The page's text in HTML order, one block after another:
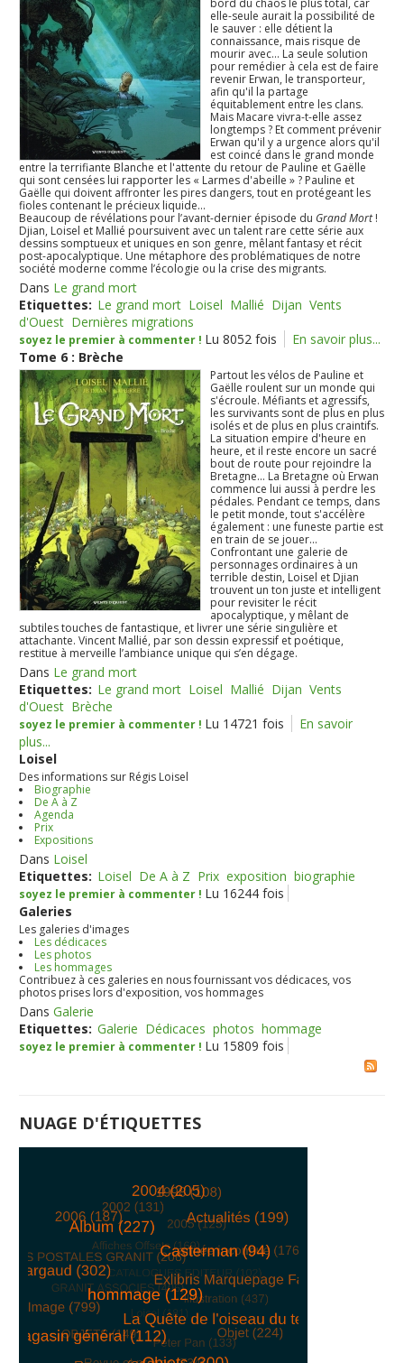
bord du chaos le plus total, car
elle-seule aurait la possibilité de
le sauver : elle détient la
connaissance, mais risque de
mourir avec... La seule solution
pour remédier à cela est de faire
revenir Erwan, le transporteur,
afin qu'il la partage
équitablement entre les clans.
Mais Macare vivra-t-elle assez
longtemps ? Et comment prévenir
Erwan qu'il y a urgence alors qu'il
est coincé dans le grand monde
entre la terrifiante Blanche et l'attente du retour de Pauline et Gaëlle
qui sont censées lui rapporter les « Larmes d'abeille » ? Pauline et
Gaëlle qui doivent affronter les pires dangers, tout en protégeant les
fioles contenant le précieux liquide...
Beaucoup de révélations pour l’avant-dernier épisode du Grand Mort!
Djian, Loisel et Mallié poursuivent avec un talent rare cette série aux
dessins somptueux et uniques en son genre, mêlant fantasy et récit
post-apocalyptique. Une métaphore des problématiques de notre
société moderne comme l’écologie ou la crise des migrants.
Dans Le grand mort
Etiquettes: Le grand mort Loisel Mallié Dijan Vents
d'Ouest Dernières migrations
soyez le premier à commenter ! Lu 8052 fois
En savoir plus...
Tome 6 : Brèche
Partout les vélos de Pauline et
Gaëlle roulent sur un monde qui
s'écroule. Méfiants et agressifs,
les survivants sont de plus en plus
isolés et de plus en plus craintifs.
La situation empire d'heure en
heure, et il reste encore un sacré
bout de route pour rejoindre la
Bretagne... La Bretagne où Erwan
commence lui aussi à perdre les
pédales. Pendant ce temps, dans
le petit monde, tout s'accélère
également : une funeste partie est
en train de se jouer...
Confrontant une galerie de
personnages ordinaires à un
terrible destin, Loisel et Djian
trouvent un ton juste et intelligent
pour revisiter le récit
apocalyptique, y mêlant de
subtiles touches de fantastique, et livrer une série singulière et
attachante. Vincent Mallié, par son dessin expressif et poétique,
restitue à merveille l’ambiance unique qui s’en dégage.
Dans Le grand mort
Etiquettes: Le grand mort Loisel Mallié Dijan Vents
d'Ouest Brèche
soyez le premier à commenter ! Lu 14721 fois
En savoir
plus...
Loisel
Des informations sur Régis Loisel
Biographie
De A à Z
Agenda
Prix
Expositions
Dans Loisel
Etiquettes: Loisel De A à Z Prix exposition biographie
soyez le premier à commenter ! Lu 16244 fois
Galeries
Les galeries d'images
Les dédicaces
Les photos
Les hommages
Contribuez à ces galeries en nous fournissant vos dédicaces, vos
photos prises lors d'exposition, vos hommages
DansGalerie
Etiquettes: Galerie Dédicaces photos hommage
soyez le premier à commenter ! Lu 15809 fois
NUAGE D'ÉTIQUETTES